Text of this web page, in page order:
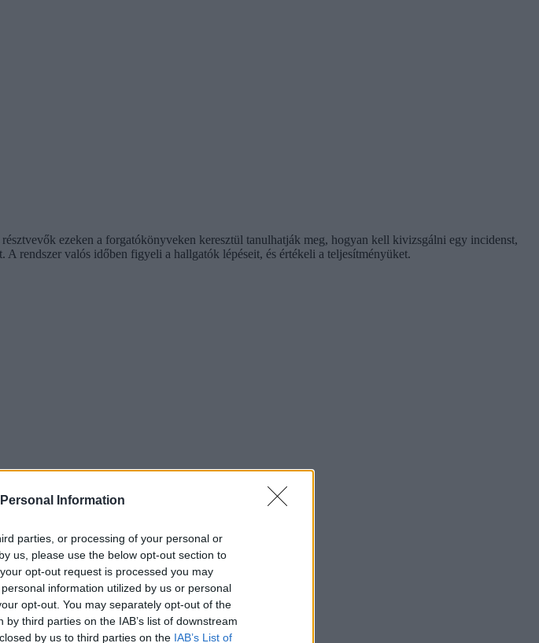
Information
parties, or processing of your personal or
us, please use the below opt-out section to
opt-out request is processed you may
information utilized by us or personal
opt-out. You may separately opt-out of the
third parties on the IAB’s list of downstream
by us to third parties on the IAB’s List of
ezeken a forgatókönyveken keresztül tanulhatják meg, hogyan kell kivizsgálni egy incidenst,
rendszer valós időben figyeli a hallgatók lépéseit, és értékeli a teljesítményüket.